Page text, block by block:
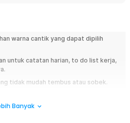
warna cantik yang dapat dipilih
untuk catatan harian, to do list kerja,
tidak mudah tembus atau sobek.
Banyak